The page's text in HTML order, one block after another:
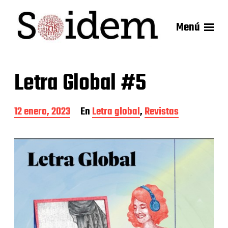
Menú
Letra Global #5
F
e
h
12 enero, 2023 EnLetra global,Revistas